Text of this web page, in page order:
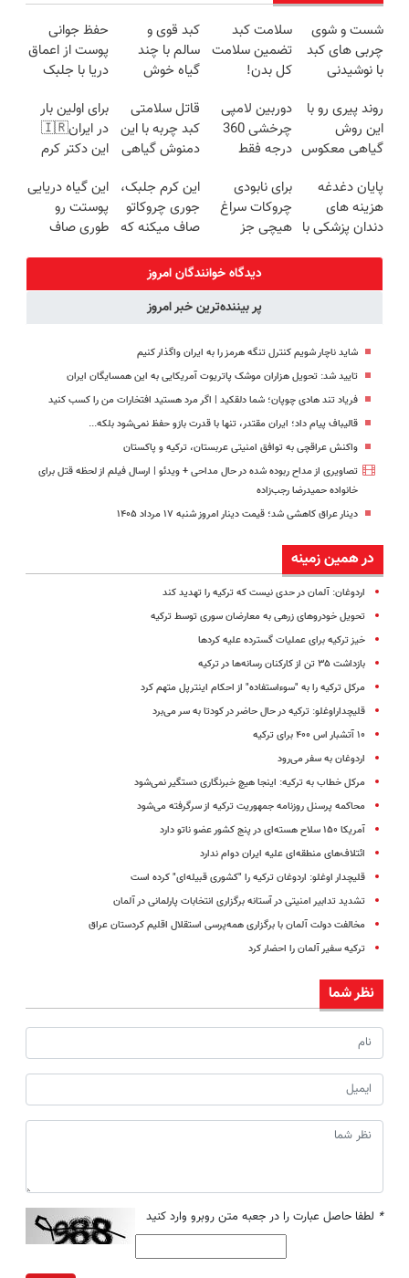
شست و شوی
چربی های کبد
با نوشیدنی
سلامت کبد
تضمین سلامت
کل بدن!
تخفیف
کبد قوی و
سالم با چند
گیاه خوش
حفظ جوانی
پوست از اعماق
دریا با جلبک
روند پیری رو با
این روش
گیاهی معکوس
دوربین لامپی
چرخشی 360
درجه فقط
🔥 پرداخت
درب منزل
قاتل سلامتی
کبد چربه با این
دمنوش گیاهی
برای اولین بار
در ایران🇮🇷
این دکتر کرم
روزه ساخت!
پایان دغدغه
هزینه های
دندان پزشکی با
برای نابودی
چروکات سراغ
هیچی جز
نرو(تخفیف40%)
این کرم جلبک،
جوری چروکاتو
صاف میکنه که
کردی!(تخفیف
ویژه)
این گیاه دریایی
پوستت رو
طوری صاف
شدی🔥
دیدگاه خوانندگان امروز
پر بیننده‌ترین خبر امروز
شاید ناچار شویم کنترل تنگه هرمز را به ایران واگذار کنیم
تایید شد: تحویل هزاران موشک پاتریوت آمریکایی به این همسایگان ایران
فریاد تند هادی چوپان؛‌ شما دلقکید | اگر مرد هستید افتخارات من را کسب کنید
قالیباف پیام داد؛ ایران مقتدر، تنها با قدرت بازو حفظ نمی‌شود بلکه...
واکنش عراقچی به توافق امنیتی عربستان، ترکیه و پاکستان
تصاویری از مداح ربوده شده در حال مداحی + ویدئو | ارسال فیلم از لحظه قتل برای
خانواده‌ حمیدرضا رجب‌زاده
دینار عراق کاهشی شد؛ قیمت دینار امروز شنبه ۱۷ مرداد ۱۴۰۵
در همین زمینه
اردوغان: آلمان در حدی نیست که ترکیه را تهدید کند
تحویل خودروهای زرهی به معارضان سوری توسط ترکیه
خیز ترکیه برای عملیات گسترده علیه کردها
بازداشت ۳۵ تن از کارکنان رسانه‌ها در ترکیه
مرکل ترکیه را به "سوءاستفاده" از احکام اینترپل متهم کرد
قلیچداراوغلو: ترکیه در حال حاضر در کودتا به سر می‌برد
۱۰ آتشبار اس ۴۰۰ برای ترکیه
اردوغان به سفر می‌رود
مرکل خطاب به ترکیه: اینجا هیچ خبرنگاری دستگیر نمی‌شود
محاکمه پرسنل روزنامه جمهوریت ترکیه از سرگرفته می‌شود
آمریکا ۱۵۰ سلاح هسته‌ای در پنج کشور عضو ناتو دارد
ائتلاف‌های منطقه‌ای علیه ایران دوام ندارد
قلیچدار اوغلو: اردوغان ترکیه را "کشوری قبیله‌ای" کرده است
تشدید تدابیر امنیتی در آستانه برگزاری انتخابات پارلمانی در آلمان
مخالفت دولت آلمان با برگزاری همه‌پرسی استقلال اقلیم کردستان عراق
ترکیه سفیر آلمان را احضار کرد
نظر شما
* لطفا حاصل عبارت را در جعبه متن روبرو وارد کنید